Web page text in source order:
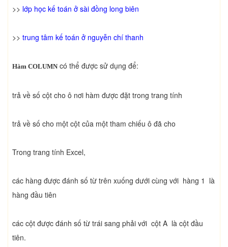
>> lớp học kế toán ở sài đồng long biên
>> trung tâm kế toán ở nguyễn chí thanh
Hàm COLUMN có thể được sử dụng để:
trả về số cột cho ô nơi hàm được đặt trong trang tính
trả về số cho một cột của một tham chiếu ô đã cho
Trong trang tính Excel,
các hàng được đánh số từ trên xuống dưới cùng với hàng 1 là
hàng đầu tiên
các cột được đánh số từ trái sang phải với cột A là cột đầu
tiên.